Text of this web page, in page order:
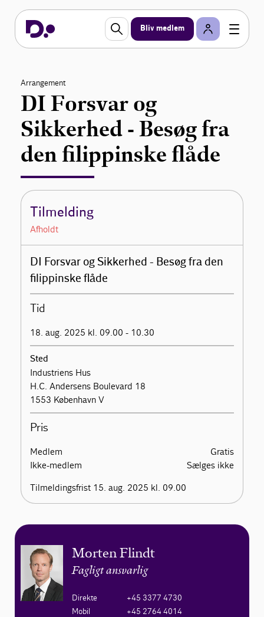
Bliv medlem
Arrangement
DI Forsvar og
Sikkerhed - Besøg fra
den filippinske flåde
Tilmelding
Afholdt
DI Forsvar og Sikkerhed - Besøg fra den
filippinske flåde
Tid
18. aug. 2025 kl. 09.00 - 10.30
Sted
Industriens Hus
H.C. Andersens Boulevard 18
1553 København V
Pris
Medlem
Gratis
Ikke-medlem
Sælges ikke
Tilmeldingsfrist 15. aug. 2025 kl. 09.00
Morten Flindt
Fagligt ansvarlig
Direkte
+45 3377 4730
Mobil
+45 2764 4014